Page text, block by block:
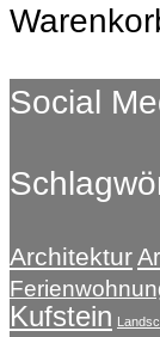
Social
Architektur
Kufstein